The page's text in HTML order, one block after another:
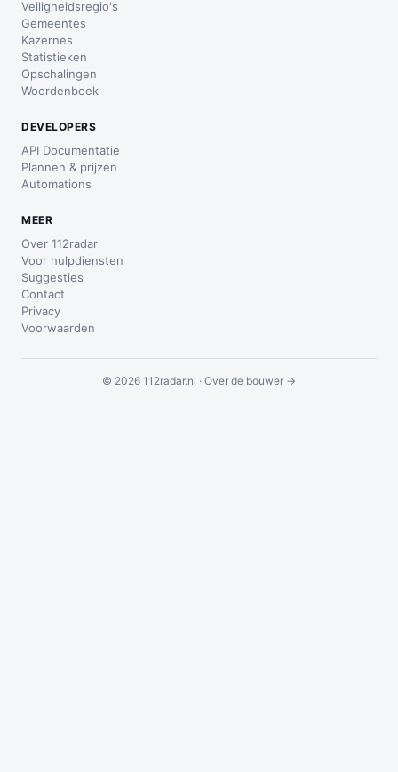
Veiligheidsregio's
Gemeentes
Kazernes
Statistieken
Opschalingen
Woordenboek
DEVELOPERS
API Documentatie
Plannen & prijzen
Automations
MEER
Over 112radar
Voor hulpdiensten
Suggesties
Contact
Privacy
Voorwaarden
© 2026 112radar.nl · Over de bouwer →